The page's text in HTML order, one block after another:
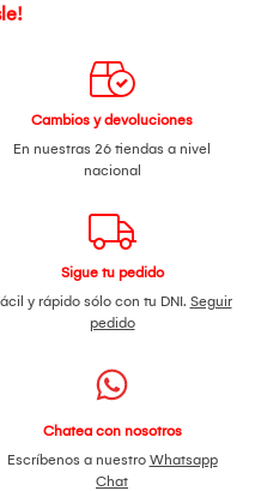
Cambios y devoluciones
En nuestras 26 tiendas a nivel
nacional
Sigue tu pedido
y rápido sólo con tu DNI. Seguir
pedido
Chatea con nosotros
Escríbenos a nuestro Whatsapp
Chat